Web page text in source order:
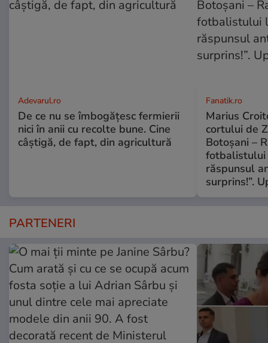
Adevarul.ro
De ce nu se îmbogățesc fermierii
nici în anii cu recolte bune. Cine
câștigă, de fapt, din agricultură
Fanatik.ro
Marius
cortului de
Botoșani –
răspunsul
surprins!”.
PARTENERI